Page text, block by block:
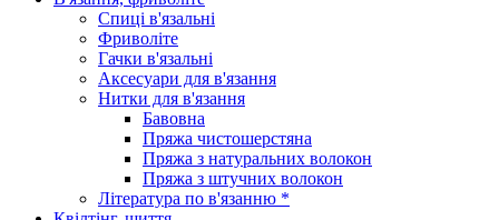
Спиці в'язальні
Фриволіте
Гачки в'язальні
Аксесуари для в'язання
Нитки для в'язання
Бавовна
Пряжа чистошерстяна
Пряжа з натуральних волокон
Пряжа з штучних волокон
Література по в'язанню *